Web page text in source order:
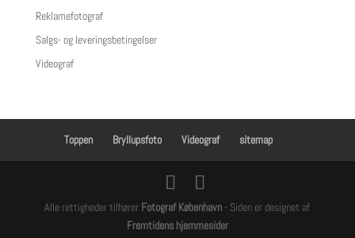
Reklamefotograf
Salgs- og leveringsbetingelser
Videograf
Toppen Bryllupsfoto Videograf sitemap
Alle rettigheder tilhører Fotograf København - Siden er designet af
Fremtidens hjemmesider